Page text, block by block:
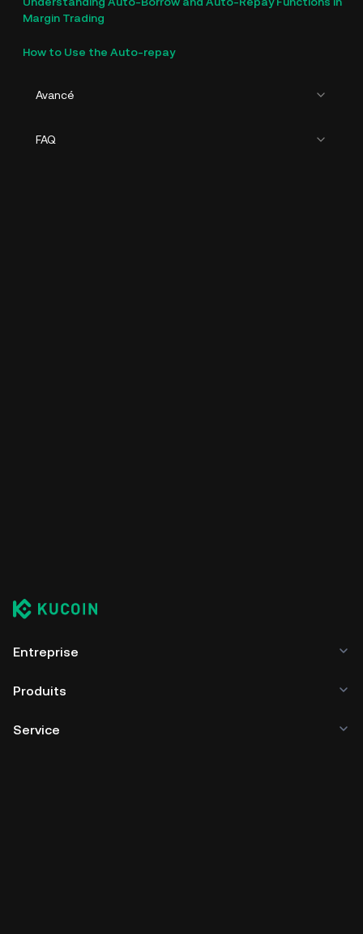
Margin Trading
How to Use the Auto-repay
Avancé
FAQ
Entreprise
Produits
Service